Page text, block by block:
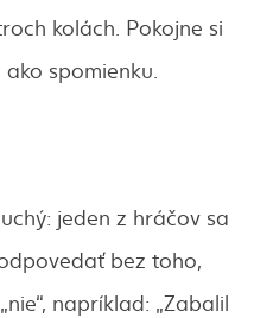
kolách. Pokojne si
spomienku.
jeden z hráčov sa
bez toho,
napríklad: „Zabalil